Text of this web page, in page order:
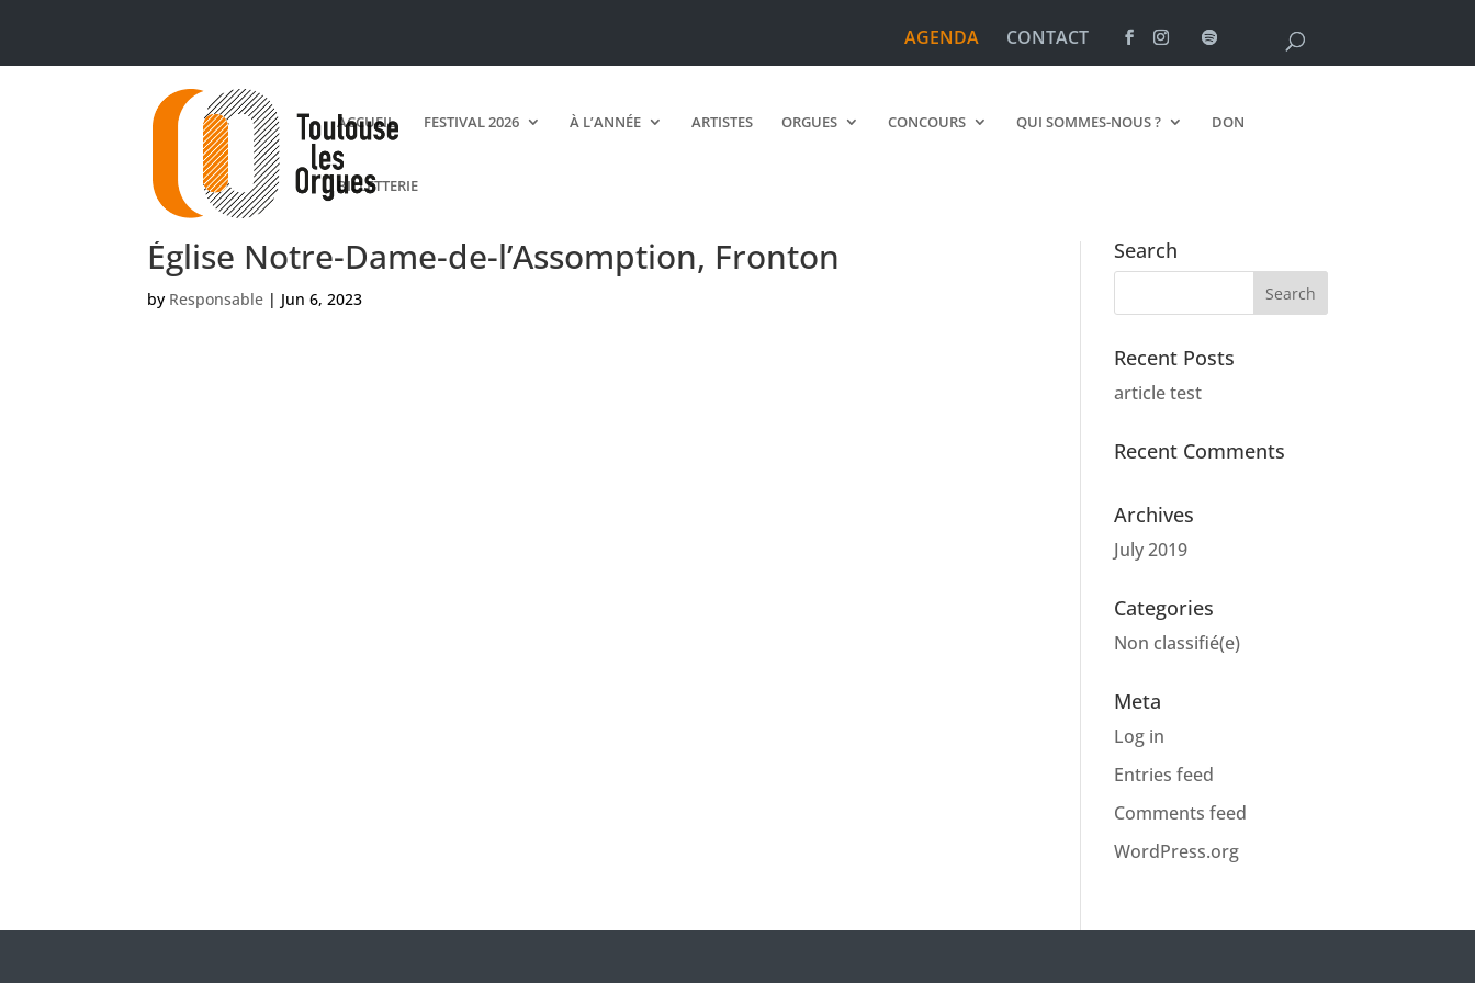
AGENDA CONTACT
ACCUEIL FESTIVAL 2026 À L’ANNÉE ARTISTES ORGUES CONCOURS QUI SOMMES-NOUS ? DON
BILLETTERIE
Église Notre-Dame-de-l’Assomption, Fronton
by Responsable | Jun 6, 2023
Search
Recent Posts
article test
Recent Comments
Archives
July 2019
Categories
Non classifié(e)
Meta
Log in
Entries feed
Comments feed
WordPress.org